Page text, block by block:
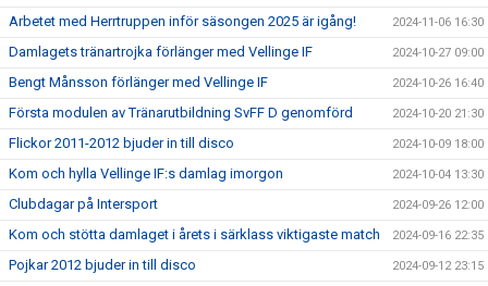
Arbetet med Herrtruppen inför säsongen 2025 är igång! 2024-11-06 16:30
Damlagets tränartrojka förlänger med Vellinge IF 2024-10-27 09:00
Bengt Månsson förlänger med Vellinge IF 2024-10-26 16:40
Första modulen av Tränarutbildning SvFF D genomförd 2024-10-20 21:30
Flickor 2011-2012 bjuder in till disco 2024-10-09 18:00
Kom och hylla Vellinge IF:s damlag imorgon 2024-10-04 13:30
Clubdagar på Intersport 2024-09-26 12:00
Kom och stötta damlaget i årets i särklass viktigaste match 2024-09-16 22:35
Pojkar 2012 bjuder in till disco 2024-09-12 23:15